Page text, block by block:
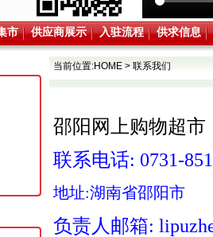
市 供应商展示 入驻流程 供求信息
当前位置:HOME > 联系我们
邵阳网上购物超市
联系电话: 0731-
地址:湖南省邵阳市
负责人邮箱: